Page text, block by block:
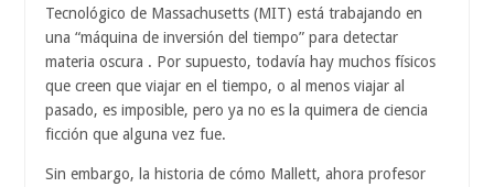
Tecnológico de Massachusetts (MIT) está trabajando en
una “máquina de inversión del tiempo” para detectar
materia oscura . Por supuesto, todavía hay muchos físicos
que creen que viajar en el tiempo, o al menos viajar al
pasado, es imposible, pero ya no es la quimera de ciencia
ficción que alguna vez fue.
Sin embargo, la historia de cómo Mallett, ahora profesor